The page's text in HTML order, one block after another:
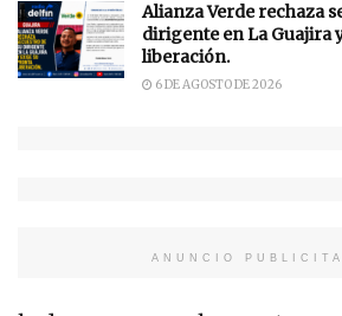
Alianza Verde rechaza
dirigente en La Guajira
liberación.
6 DE AGOSTO DE 2026
ANUNCIO